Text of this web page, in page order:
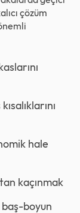
çözüm
hale
kaçınmak
baş-boyun